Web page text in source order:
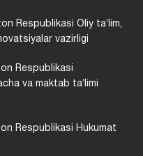
Respublikasi Oliy taʼlim,
vazirligi
Respublikasi
va maktab taʼlimi
Respublikasi Hukumat